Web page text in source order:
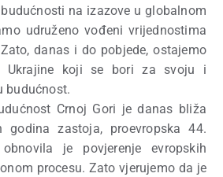
na izazove u globalnom
udruženo vođeni vrijednostima
danas i do pobjede, ostajemo
Ukrajine koji se bori za svoju i
budućnost.
Crnoj Gori je danas bliža
godina zastoja, proevropska 44.
je povjerenje evropskih
procesu. Zato vjerujemo da je